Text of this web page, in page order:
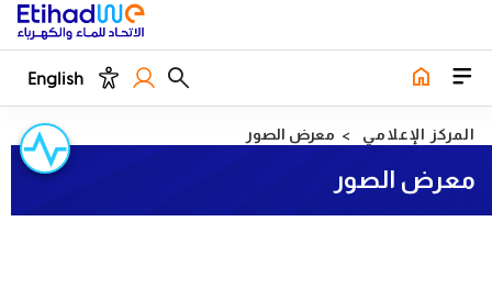
English
المركز الإعلامي معرض الصور
معرض الصور